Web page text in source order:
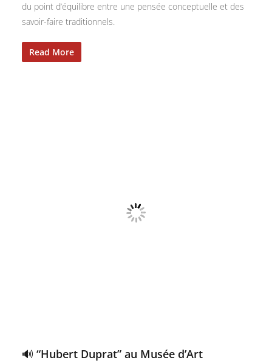
du point d’équilibre entre une pensée conceptuelle et des
savoir-faire traditionnels.
Read More
🔊 “Hubert Duprat” au Musée d’Art